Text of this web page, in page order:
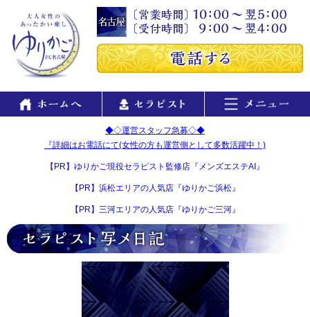
◆◇運営スタッフ急募◇◆
『詳細はお電話にて(女性の方も運営側として多数活躍中！)
【PR】ゆりかご現役セラピスト監修店『メンズエステAI』
【PR】浜松エリアの人気店『ゆりかご浜松』
【PR】三河エリアの人気店『ゆりかご三河』